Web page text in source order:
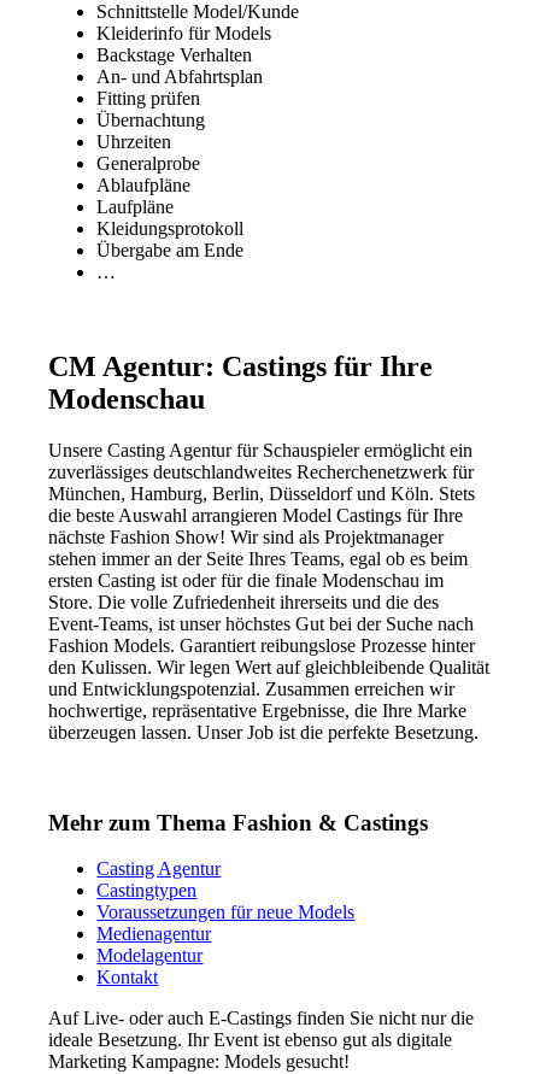
Schnittstelle Model/Kunde
Kleiderinfo für Models
Backstage Verhalten
An- und Abfahrtsplan
Fitting prüfen
Übernachtung
Uhrzeiten
Generalprobe
Ablaufpläne
Laufpläne
Kleidungsprotokoll
Übergabe am Ende
…
CM Agentur: Castings für Ihre
Modenschau
Unsere Casting Agentur für Schauspieler ermöglicht ein
zuverlässiges deutschlandweites Recherchenetzwerk für
München, Hamburg, Berlin, Düsseldorf und Köln. Stets
die beste Auswahl arrangieren Model Castings für Ihre
nächste Fashion Show! Wir sind als Projektmanager
stehen immer an der Seite Ihres Teams, egal ob es beim
ersten Casting ist oder für die finale Modenschau im
Store. Die volle Zufriedenheit ihrerseits und die des
Event-Teams, ist unser höchstes Gut bei der Suche nach
Fashion Models. Garantiert reibungslose Prozesse hinter
den Kulissen. Wir legen Wert auf gleichbleibende Qualität
und Entwicklungspotenzial. Zusammen erreichen wir
hochwertige, repräsentative Ergebnisse, die Ihre Marke
überzeugen lassen. Unser Job ist die perfekte Besetzung.
Mehr zum Thema Fashion & Castings
Casting Agentur
Castingtypen
Voraussetzungen für neue Models
Medienagentur
Modelagentur
Kontakt
Auf Live- oder auch E-Castings finden Sie nicht nur die
ideale Besetzung. Ihr Event ist ebenso gut als digitale
Marketing Kampagne: Models gesucht!